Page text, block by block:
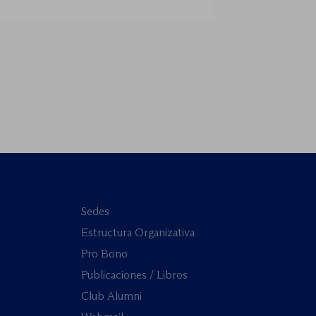
la rendición de cuentas». Este
Sedes
Estructura Organizativa
Pro Bono
Publicaciones / Libros
Club Alumni